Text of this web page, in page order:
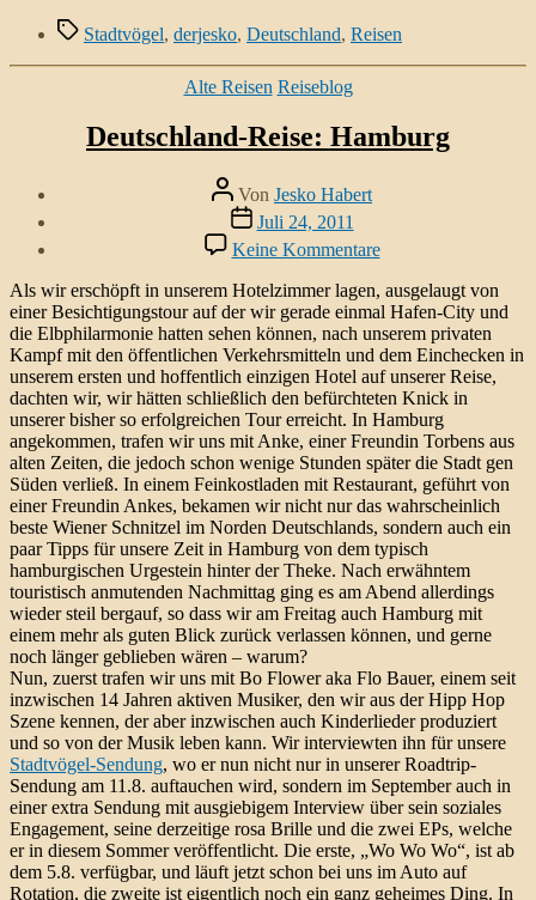
Schlagwörter
Stadtvögel, derjesko, Deutschland, Reisen
Kategorien
Alte Reisen Reiseblog
Deutschland-Reise: Hamburg
Beitragsautor
Von Jesko Habert
Veröffentlichungsdatum
Juli 24, 2011
Keine Kommentarezu
Deutschland-
Reise:
Hamburg
Als wir erschöpft in unserem Hotelzimmer lagen, ausgelaugt von
einer Besichtigungstour auf der wir gerade einmal Hafen-City und
die Elbphilarmonie hatten sehen können, nach unserem privaten
Kampf mit den öffentlichen Verkehrsmitteln und dem Einchecken in
unserem ersten und hoffentlich einzigen Hotel auf unserer Reise,
dachten wir, wir hätten schließlich den befürchteten Knick in
unserer bisher so erfolgreichen Tour erreicht. In Hamburg
angekommen, trafen wir uns mit Anke, einer Freundin Torbens aus
alten Zeiten, die jedoch schon wenige Stunden später die Stadt gen
Süden verließ. In einem Feinkostladen mit Restaurant, geführt von
einer Freundin Ankes, bekamen wir nicht nur das wahrscheinlich
beste Wiener Schnitzel im Norden Deutschlands, sondern auch ein
paar Tipps für unsere Zeit in Hamburg von dem typisch
hamburgischen Urgestein hinter der Theke. Nach erwähntem
touristisch anmutenden Nachmittag ging es am Abend allerdings
wieder steil bergauf, so dass wir am Freitag auch Hamburg mit
einem mehr als guten Blick zurück verlassen können, und gerne
noch länger geblieben wären – warum?
Nun, zuerst trafen wir uns mit Bo Flower aka Flo Bauer, einem seit
inzwischen 14 Jahren aktiven Musiker, den wir aus der Hipp Hop
Szene kennen, der aber inzwischen auch Kinderlieder produziert
und so von der Musik leben kann. Wir interviewten ihn für unsere
Stadtvögel-Sendung, wo er nun nicht nur in unserer Roadtrip-
Sendung am 11.8. auftauchen wird, sondern im September auch in
einer extra Sendung mit ausgiebigem Interview über sein soziales
Engagement, seine derzeitige rosa Brille und die zwei EPs, welche
er in diesem Sommer veröffentlicht. Die erste, „Wo Wo Wo“, ist ab
dem 5.8. verfügbar, und läuft jetzt schon bei uns im Auto auf
Rotation, die zweite ist eigentlich noch ein ganz geheimes Ding. In